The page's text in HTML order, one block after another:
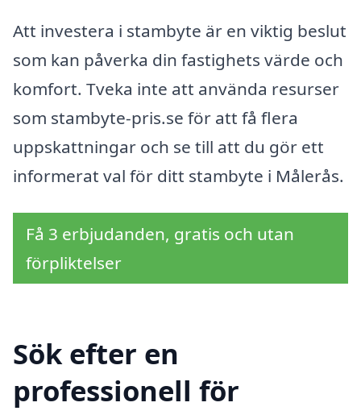
Att investera i stambyte är en viktig beslut
som kan påverka din fastighets värde och
komfort. Tveka inte att använda resurser
som stambyte-pris.se för att få flera
uppskattningar och se till att du gör ett
informerat val för ditt stambyte i Målerås.
Få 3 erbjudanden, gratis och utan
förpliktelser
Sök efter en
professionell för